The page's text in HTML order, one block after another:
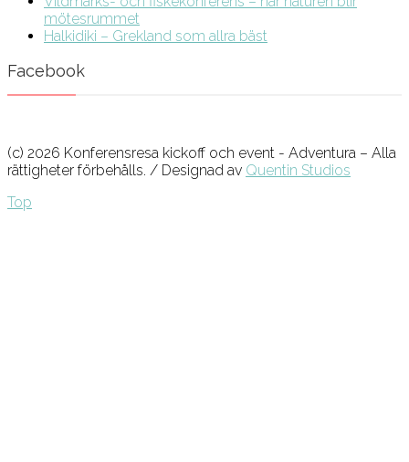
mötesrummet
Halkidiki – Grekland som allra bäst
Facebook
(c) 2026 Konferensresa kickoff och event - Adventura – Alla
rättigheter förbehålls. / Designad av Quentin Studios
Top